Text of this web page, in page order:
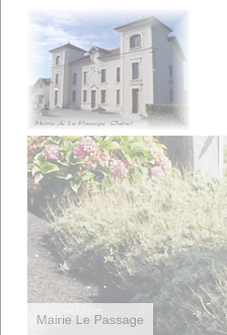
Mairie Le Passage